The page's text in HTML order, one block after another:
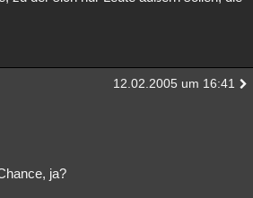
12.02.2005 um 16:41
ja?